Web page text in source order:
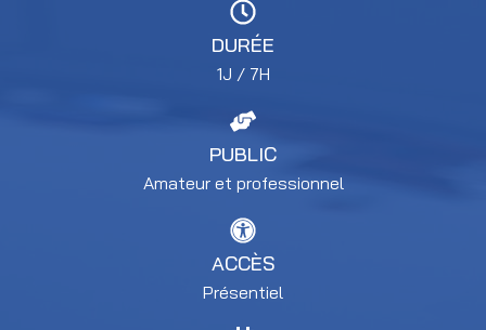
DURÉE
1J / 7H
PUBLIC
Amateur et professionnel
ACCÈS
Présentiel